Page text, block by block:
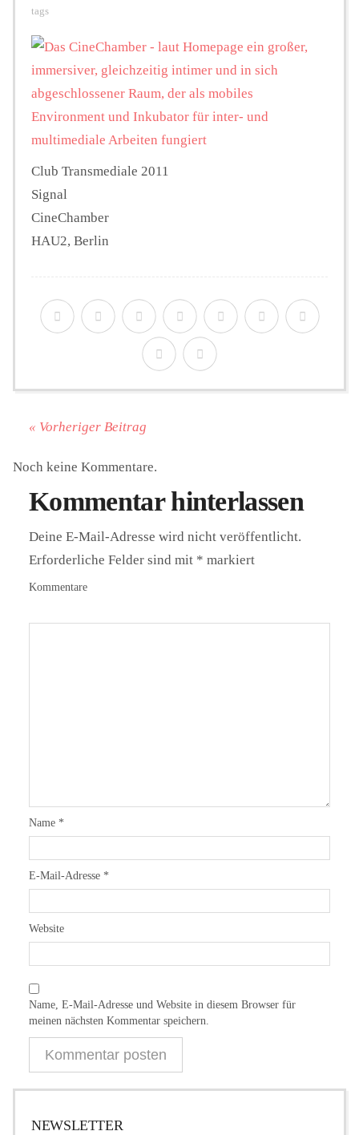
Hintergrund
FUNKTURM-Beiträge
Podcast
tags
Club Transmediale 2011
Signal
CineChamber
HAU2, Berlin
« Vorheriger Beitrag
Noch keine Kommentare.
Kommentar hinterlassen
Deine E-Mail-Adresse wird nicht veröffentlicht.
Erforderliche Felder sind mit * markiert
Kommentare
Name *
E-Mail-Adresse *
Website
Name, E-Mail-Adresse und Website in diesem Browser für
meinen nächsten Kommentar speichern.
NEWSLETTER